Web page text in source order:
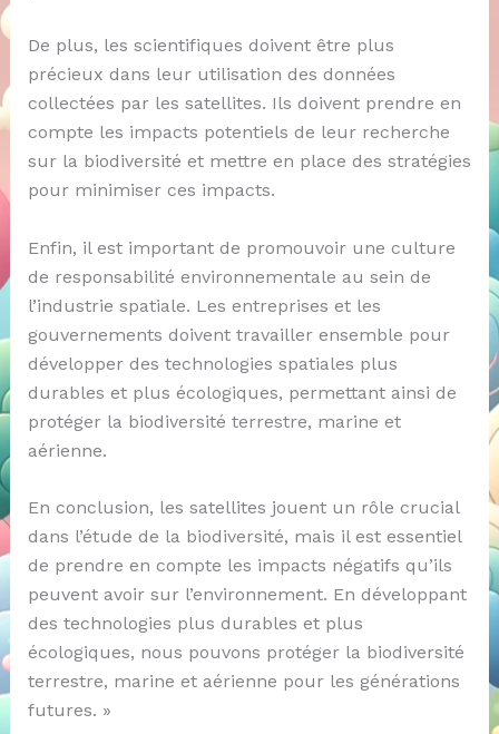
De plus, les scientifiques doivent être plus
précieux dans leur utilisation des données
collectées par les satellites. Ils doivent prendre en
compte les impacts potentiels de leur recherche
sur la biodiversité et mettre en place des stratégies
pour minimiser ces impacts.
Enfin, il est important de promouvoir une culture
de responsabilité environnementale au sein de
l’industrie spatiale. Les entreprises et les
gouvernements doivent travailler ensemble pour
développer des technologies spatiales plus
durables et plus écologiques, permettant ainsi de
protéger la biodiversité terrestre, marine et
aérienne.
En conclusion, les satellites jouent un rôle crucial
dans l’étude de la biodiversité, mais il est essentiel
de prendre en compte les impacts négatifs qu’ils
peuvent avoir sur l’environnement. En développant
des technologies plus durables et plus
écologiques, nous pouvons protéger la biodiversité
terrestre, marine et aérienne pour les générations
futures. »